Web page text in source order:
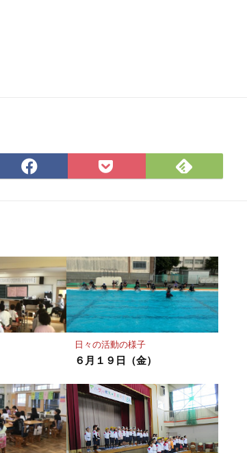
Facebook
で
Pocket
に
Feedly
で
日々の活動の様子
６月１９日（金）